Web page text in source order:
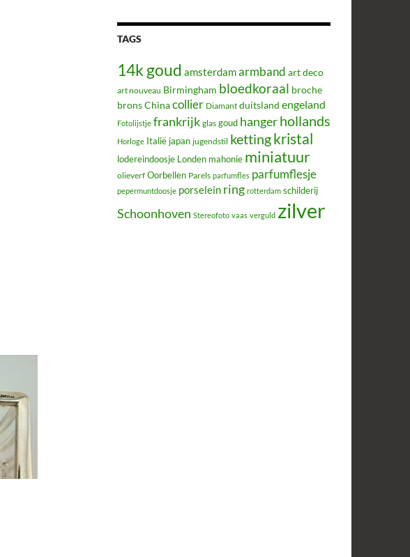
TAGS
14k goud amsterdamarmband art deco
art nouveau Birmingham bloedkoraal broche
bronsChinacollier Diamant duitsland engeland
Fotolijstje frankrijk glas goud hangerhollands
Horloge Italië japan jugendstil kettingkristal
lodereindoosje Londen mahonie miniatuur
olieverf Oorbellen Parels parfumfles parfumflesje
pepermuntdoosje porselein ring rotterdam schilderij
Schoonhoven Stereofoto vaas verguld zilver